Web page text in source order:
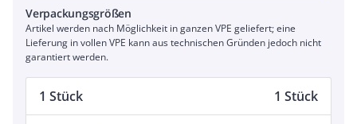
Verpackungsgrößen
Artikel werden nach Möglichkeit in ganzen VPE geliefert; eine
Lieferung in vollen VPE kann aus technischen Gründen jedoch nicht
garantiert werden.
1 Stück 1 Stück